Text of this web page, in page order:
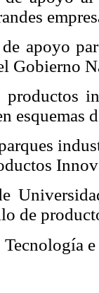
apoyo
Gobierno
esquemas
de
Tecnología